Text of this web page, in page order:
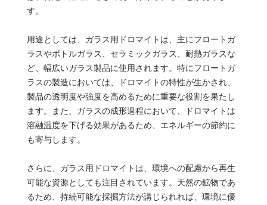
す。
用途としては、ガラス用ドロマイトは、主にフロートガ
ラスやボトルガラス、セラミックガラス、耐熱ガラスな
ど、幅広いガラス製品に使用されます。特にフロートガ
ラスの製造においては、ドロマイトの特性が生かされ、
製品の透明度や強度を高めるために重要な役割を果たし
ます。また、ガラスの成形過程において、ドロマイトは
溶融温度を下げる効果があるため、エネルギーの節約に
も寄与します。
さらに、ガラス用ドロマイトは、環境への配慮から再生
可能な資源としても注目されています。天然の鉱物であ
るため、持続可能な採掘方法が講じられれば、環境に優